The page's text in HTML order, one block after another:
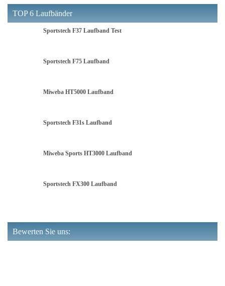
TOP 6 Laufbänder
Sportstech F37 Laufband Test
Sportstech F75 Laufband
Miweba HT5000 Laufband
Sportstech F31s Laufband
Miweba Sports HT3000 Laufband
Sportstech FX300 Laufband
Bewerten Sie uns: